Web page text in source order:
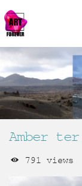
Amber
791 views